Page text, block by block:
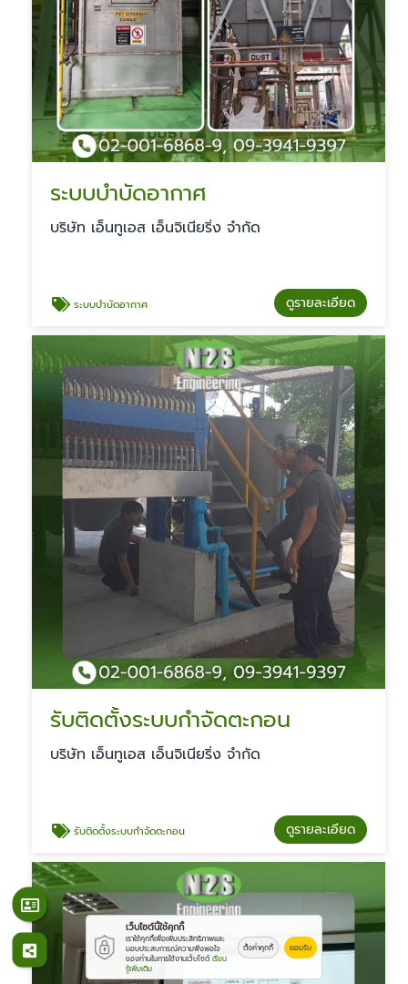
ระบบบำบัดอากาศ
บริษัท เอ็นทูเอส เอ็นจิเนียริ่ง จำกัด
ระบบบำบัดอากาศ ดูรายละเอียด
รับติดตั้งระบบกำจัดตะกอน
บริษัท เอ็นทูเอส เอ็นจิเนียริ่ง จำกัด
รับติดตั้งระบบกำจัดตะกอน ดูรายละเอียด
เว็บไซต์นี้ใช้คุกกี้
เราใช้คุกกี้เพื่อเพิ่มประสิทธิภาพและ
มอบประสบการณ์ความพึงพอใจ
ของท่านในการใช้งานเว็บไซต์ เรียน
รู้เพิ่มเติม
ตั้งค่าคุกกี้ ยอมรับ